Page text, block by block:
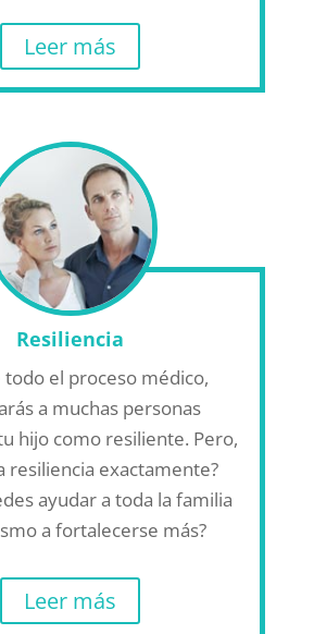
Leer más
Resiliencia
el proceso médico,
a muchas personas
hijo como resiliente. Pero,
resiliencia exactamente?
ayudar a toda la familia
a fortalecerse más?
Leer más